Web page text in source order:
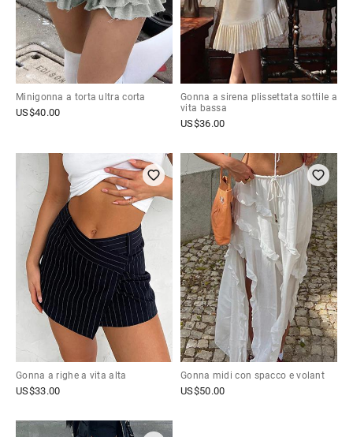
Minigonna a torta ultra corta
US$40.00
Gonna a sirena plissettata sottile a
vita bassa
US$36.00
Gonna a righe a vita alta
US$33.00
Gonna midi con spacco e volant
US$50.00